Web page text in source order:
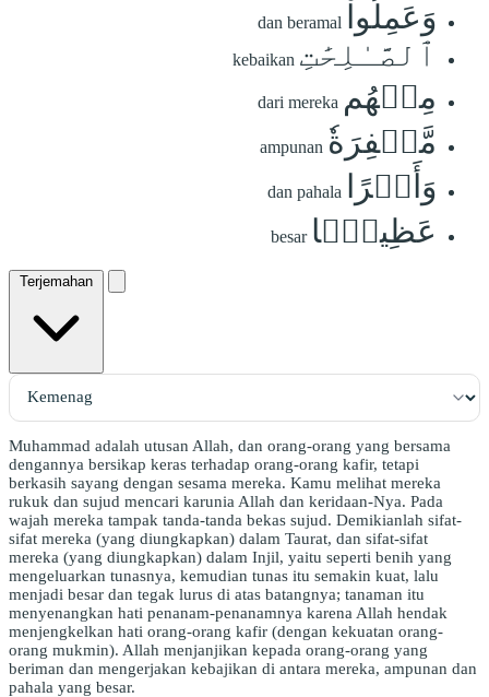
وَعَمِلُواْ dan beramal
ٱلصَّـٰلِحَٰتِ kebaikan
مِنۡهُم dari mereka
مَّغۡفِرَةٗ ampunan
وَأَجۡرًا dan pahala
عَظِيمَۢا besar
Terjemahan
Muhammad adalah utusan Allah, dan orang-orang yang bersama
dengannya bersikap keras terhadap orang-orang kafir, tetapi
berkasih sayang dengan sesama mereka. Kamu melihat mereka
rukuk dan sujud mencari karunia Allah dan keridaan-Nya. Pada
wajah mereka tampak tanda-tanda bekas sujud. Demikianlah sifat-
sifat mereka (yang diungkapkan) dalam Taurat, dan sifat-sifat
mereka (yang diungkapkan) dalam Injil, yaitu seperti benih yang
mengeluarkan tunasnya, kemudian tunas itu semakin kuat, lalu
menjadi besar dan tegak lurus di atas batangnya; tanaman itu
menyenangkan hati penanam-penanamnya karena Allah hendak
menjengkelkan hati orang-orang kafir (dengan kekuatan orang-
orang mukmin). Allah menjanjikan kepada orang-orang yang
beriman dan mengerjakan kebajikan di antara mereka, ampunan dan
pahala yang besar.